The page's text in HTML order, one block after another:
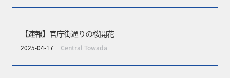
【速報】官庁街通りの桜開花
2025-04-17 Central Towada